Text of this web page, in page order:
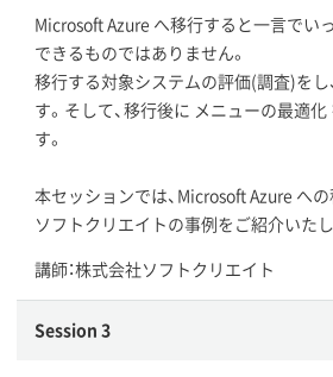
Microsoft Azure へ移行すると一言でい
できるものではありません。
移行する対象システムの評価(調査)をし
す。そして、移行後に メニューの最適
す。
本セッションでは、Microsoft Azure へ
ソフトクリエイトの事例をご紹介いたし
講師：株式会社ソフトクリエイト
Session 3